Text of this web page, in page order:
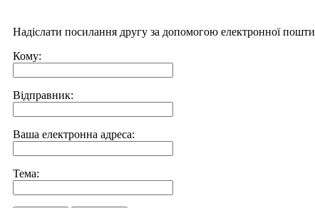
Надіслати посилання другу за допомогою електронної пошти
Кому:
Відправник:
Ваша електронна адреса:
Тема: